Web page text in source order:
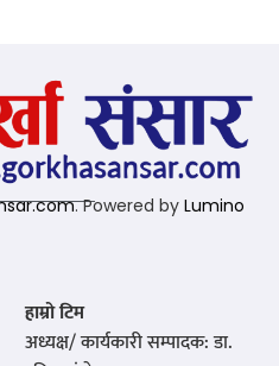
. Powered by Lumino
हाम्रो टिम
अध्यक्ष/ कार्यकारी सम्पादक: डा.